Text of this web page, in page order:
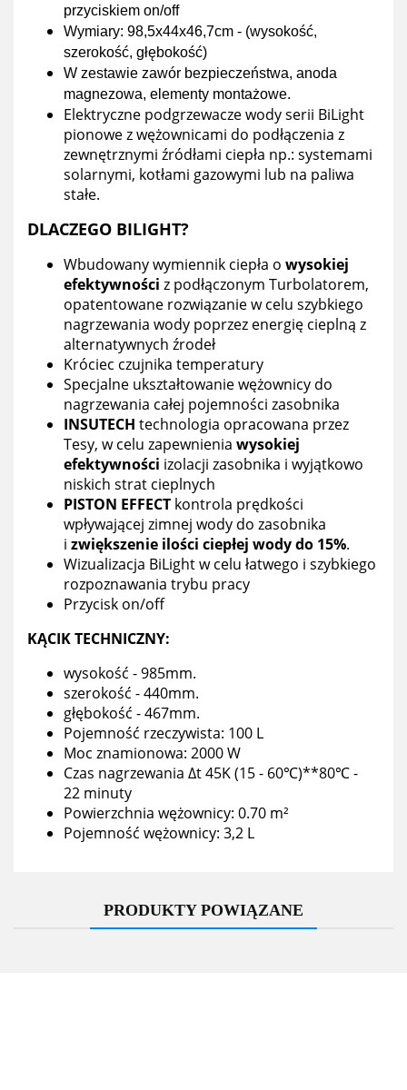
przyciskiem on/off
Wymiary: 98,5x44x46,7cm - (wysokość,
szerokość, głębokość)
W zestawie zawór bezpieczeństwa, anoda
magnezowa, elementy montażowe.
Elektryczne podgrzewacze wody serii BiLight
pionowe z wężownicami do podłączenia z
zewnętrznymi źródłami ciepła np.: systemami
solarnymi, kotłami gazowymi lub na paliwa
stałe.
DLACZEGO BILIGHT?
Wbudowany wymiennik ciepła o wysokiej
efektywności z podłączonym Turbolatorem,
opatentowane rozwiązanie w celu szybkiego
nagrzewania wody poprzez energię cieplną z
alternatywnych źrodeł
Króciec czujnika temperatury
Specjalne ukształtowanie wężownicy do
nagrzewania całej pojemności zasobnika
INSUTECH technologia opracowana przez
Tesy, w celu zapewnienia wysokiej
efektywności izolacji zasobnika i wyjątkowo
niskich strat cieplnych
PISTON EFFECT kontrola prędkości
wpływającej zimnej wody do zasobnika
i zwiększenie ilości ciepłej wody do 15%.
Wizualizacja BiLight w celu łatwego i szybkiego
rozpoznawania trybu pracy
Przycisk on/off
KĄCIK TECHNICZNY:
wysokość -985mm.
szerokość -440mm.
głębokość -467mm.
Pojemność rzeczywista: 100 L
Moc znamionowa: 2000 W
Czas nagrzewania Δt 45K (15 - 60℃)**80℃ -
22 minuty
Powierzchnia wężownicy: 0.70 m²
Pojemność wężownicy: 3,2 L
PRODUKTY POWIĄZANE